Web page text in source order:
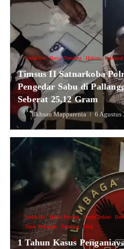
Berita Hot Berita Trending Hukum Kriminal
Timsus II Satnarkoba
Pengedar Sabu di
Seberat 25,12 Gram
Ikhsan Mapparenta 6 Agustus
Berita Hot Berita Populer Berita Terkini
Topik Terhangat
Trending Viral
1 Tahun Kasus